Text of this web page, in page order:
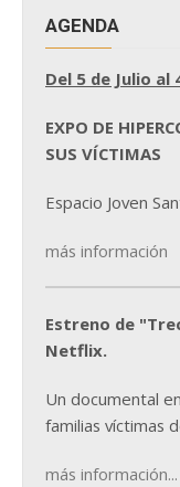
AGENDA
Del 5 de Julio al
EXPO DE
SUS VÍCTIMAS
Espacio Joven
más información
Estreno de
Netflix.
Un documental
familias víctimas
más información...